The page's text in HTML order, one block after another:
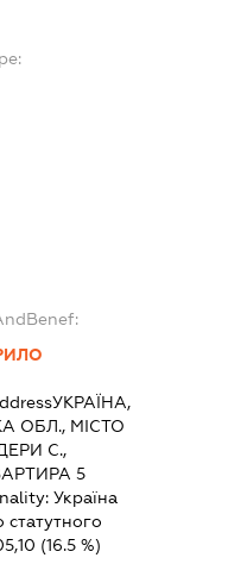
УКРАЇНА,
ОБЛ., МІСТО
С.,
5
Україна
статутного
(16.5 %)